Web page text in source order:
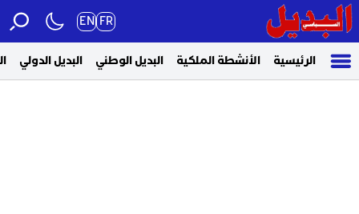
FR
EN
الرئيسية الأنشطة الملكية البديل الوطني البديل الدولي